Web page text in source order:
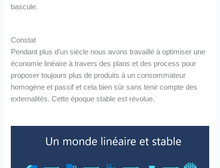
bascule.
Constat
Pendant plus d’un siècle nous avons travaillé à optimiser une
économie linéaire à travers des plans et des process pour
proposer toujours plus de produits à un consommateur
homogène et passif et cela bien sûr sans tenir compte des
externalités. Cette époque stable est révolue.